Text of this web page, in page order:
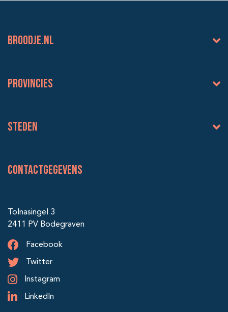
BROODJE.NL
Provincies
Steden
Contactgegevens
Tolnasingel 3
2411 PV Bodegraven
Facebook
Twitter
Instagram
LinkedIn